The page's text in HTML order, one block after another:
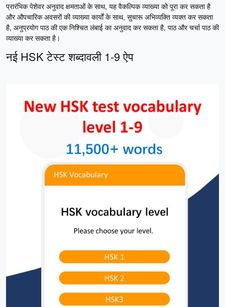
प्रारंभिक पेशेवर अनुवाद क्षमताओं के साथ, यह वैकल्पिक व्याख्या को पूरा कर सकता है
और औपचारिक अवसरों की व्याख्या कार्यों के साथ, सुचारू अभिव्यक्ति व्यक्त कर सकता
है, अनुप्रयोग पाठ की एक निश्चित लंबाई का अनुवाद कर सकता है, पाठ और चर्चा पाठ की
व्याख्या कर सकता है।
नई HSK टेस्ट शब्दावली 1-9 ऐप